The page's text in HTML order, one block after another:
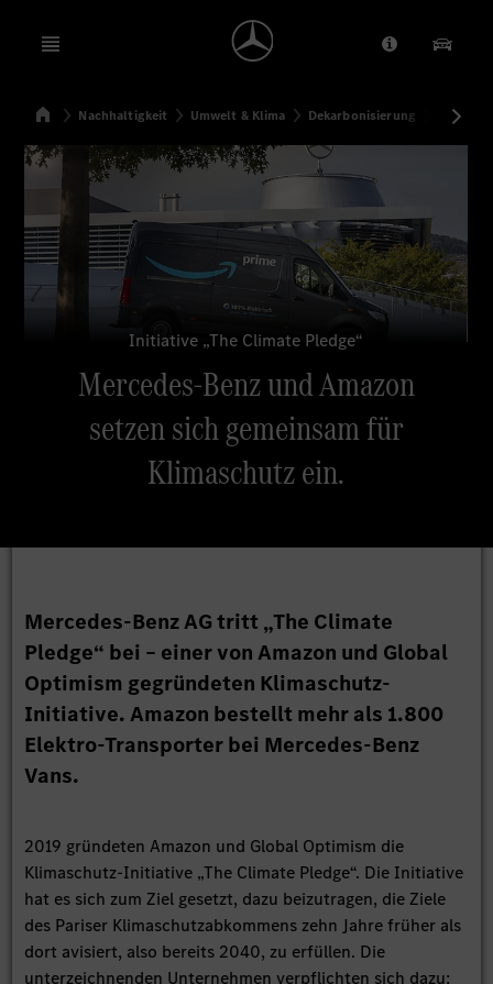
Open menu Anbieter/
SuchenStartseite
Nachhaltigkeit Umwelt & Klima Dekarbonisierung
Initiative „The Climate Pledge“
Mercedes-Benz und Amazon
setzen sich gemeinsam für
Klimaschutz ein.
Mercedes-Benz AG tritt „The Climate
Pledge“ bei – einer von Amazon und Global
Optimism gegründeten Klimaschutz-
Initiative. Amazon bestellt mehr als 1.800
Elektro-Transporter bei Mercedes-Benz
Vans.
2019 gründeten Amazon und Global Optimism die
Klimaschutz-Initiative „The Climate Pledge“. Die Initiative
hat es sich zum Ziel gesetzt, dazu beizutragen, die Ziele
des Pariser Klimaschutzabkommens zehn Jahre früher als
dort avisiert, also bereits 2040, zu erfüllen. Die
unterzeichnenden Unternehmen verpflichten sich dazu: